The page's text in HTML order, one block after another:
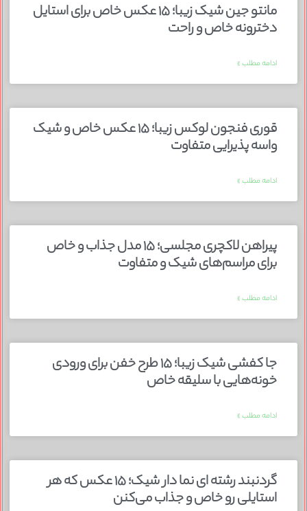
مانتو جین شیک زیبا؛ ۱۵ عکس خاص برای استایل
دخترونه خاص و راحت
ادامه مطلب »
قوری فنجون لوکس زیبا؛ ۱۵ عکس خاص و شیک
واسه پذیرایی متفاوت
ادامه مطلب »
پیراهن لاکچری مجلسی؛ ۱۵ مدل جذاب و خاص
برای مراسم‌های شیک و متفاوت
ادامه مطلب »
جا کفشی شیک زیبا؛ ۱۵ طرح خفن برای ورودی
خونه‌هایی با سلیقه خاص
ادامه مطلب »
گردنبند رشته ای نما دار شیک؛ ۱۵ عکس که هر
استایلی رو خاص و جذاب می‌کنن